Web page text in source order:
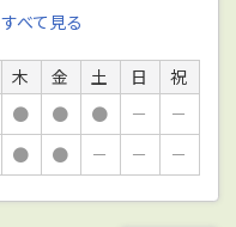
すべて見る
木 金 土 日
祝
● ● ● －
－
● ● － － －